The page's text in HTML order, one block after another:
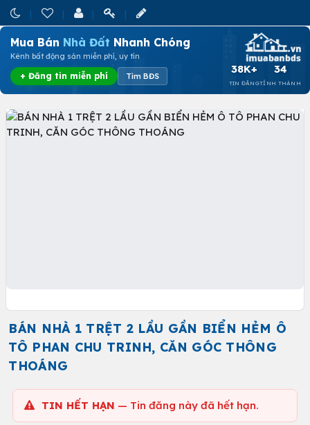
Mua Bán Nhà Đất Nhanh Chóng
Kênh bất động sản miễn phí, uy tín
+ Đăng tin miễn phí Tìm BĐS
38K+
TIN ĐĂNG
34
TỈNH THÀNH
BÁN NHÀ 1 TRỆT 2 LẦU GẦN BIỂN HẺM Ô
TÔ PHAN CHU TRINH, CĂN GÓC THÔNG
THOÁNG
TIN HẾT HẠN — Tin đăng này đã hết hạn.